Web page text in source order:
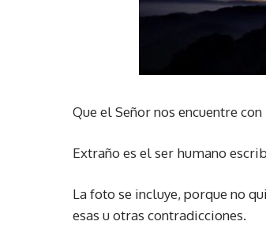
Que el Señor nos encuentre
Extraño es el ser humano
La foto se incluye, porque no
esas u otras contradicciones.